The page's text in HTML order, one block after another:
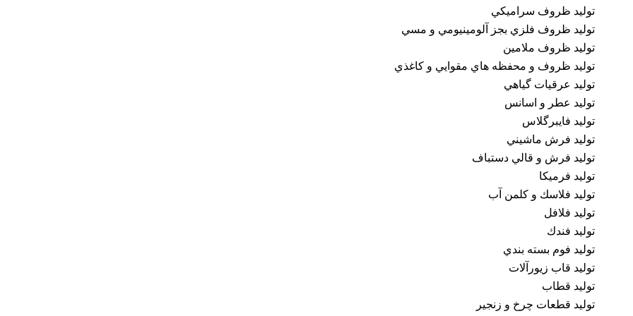
توليد ظروف سراميكي
توليد ظروف فلزي بجز آلومينيومي و مسي
توليد ظروف ملامين
توليد ظروف و محفظه هاي مقوايي و کاغذي
توليد عرقيات گياهي
توليد عطر و اسانس
توليد فايبرگلاس
توليد فرش ماشيني
توليد فرش و قالي دستباف
توليد فرميكا
توليد فلاسك و كلمن آب
توليد فلافل
توليد فندك
توليد فوم بسته بندي
توليد قاب زيورآلات
توليد قطاب
توليد قطعات چرخ و زنجير